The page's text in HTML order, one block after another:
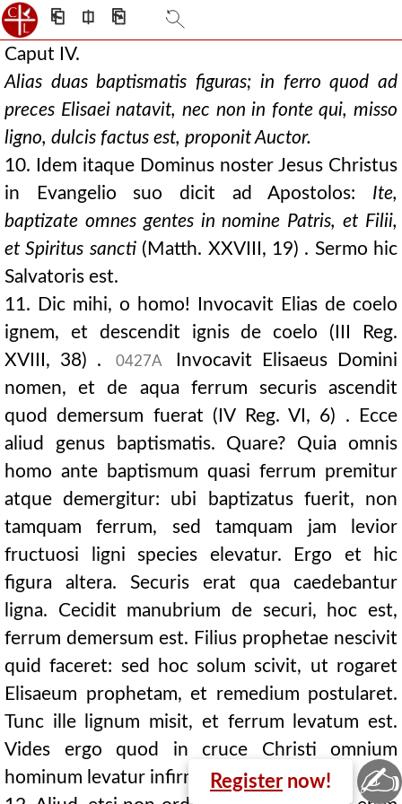
⎗ ⎅ ⎘
Caput IV.
Alias duas baptismatis figuras; in ferro quod ad
preces Elisaei natavit, nec non in fonte qui, misso
ligno, dulcis factus est, proponit Auctor.
10. Idem itaque Dominus noster Jesus Christus
in Evangelio suo dicit ad Apostolos: Ite,
baptizate omnes gentes in nomine Patris, et Filii,
et Spiritus sancti(Matth. XXVIII, 19) . Sermo hic
Salvatoris est.
11. Dic mihi, o homo! Invocavit Elias de coelo
ignem, et descendit ignis de coelo (III Reg.
XVIII, 38) .
0427A
Invocavit Elisaeus Domini
nomen, et de aqua ferrum securis ascendit
quod demersum fuerat (IV Reg. VI, 6) . Ecce
aliud genus baptismatis. Quare? Quia omnis
homo ante baptismum quasi ferrum premitur
atque demergitur: ubi baptizatus fuerit, non
tamquam ferrum, sed tamquam jam levior
fructuosi ligni species elevatur. Ergo et hic
figura altera. Securis erat qua caedebantur
ligna. Cecidit manubrium de securi, hoc est,
ferrum demersum est. Filius prophetae nescivit
quid faceret: sed hoc solum scivit, ut rogaret
Elisaeum prophetam, et remedium postularet.
Tunc ille lignum misit, et ferrum levatum est.
Vides ergo quod in cruce Christi omnium
hominum levatur infirmitas?Register now! ✍